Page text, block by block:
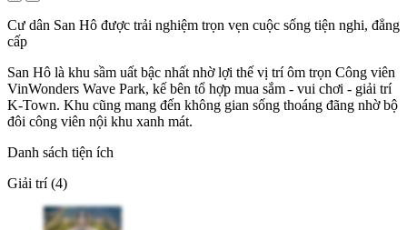
Cư dân San Hô được trải nghiệm trọn vẹn cuộc sống tiện nghi, đẳng
cấp
San Hô là khu sầm uất bậc nhất nhờ lợi thế vị trí ôm trọn Công viên
VinWonders Wave Park, kế bên tổ hợp mua sắm - vui chơi - giải trí
K-Town. Khu cũng mang đến không gian sống thoáng đãng nhờ bộ
đôi công viên nội khu xanh mát.
Danh sách tiện ích
Giải trí (4)